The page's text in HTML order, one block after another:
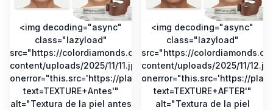
<img decoding="async"
class="lazyload"
src="https://colordiamonds.co.uk/wp-
content/uploads/2025/11/11.jpg"
onerror="this.src='https://placehold.co/400x400/eeeeee/
text=TEXTURE+Antes'"
alt="Textura de la piel antes
<img decoding="async"
class="lazyload"
src="https://
content/uploads/2025/11/
onerror="this.src='https://
text=TEXTURE+AFTER'"
alt="Textura de la piel